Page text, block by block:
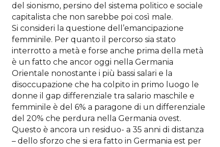
del sionismo, persino del sistema politico e sociale
capitalista che non sarebbe poi così male.
Si consideri la questione dell’emancipazione
femminile. Per quanto il percorso sia stato
interrotto a metà e forse anche prima della metà
è un fatto che ancor oggi nella Germania
Orientale nonostante i più bassi salari e la
disoccupazione che ha colpito in primo luogo le
donne il gap differenziale tra salario maschile e
femminile è del 6% a paragone di un differenziale
del 20% che perdura nella Germania ovest.
Questo è ancora un residuo- a 35 anni di distanza
– dello sforzo che si era fatto in Germania est per